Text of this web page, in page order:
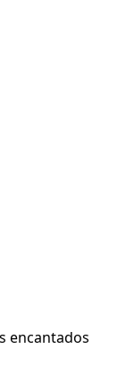
encantados